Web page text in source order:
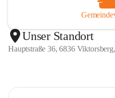
Unser Standort
Hauptstraße 36, 6836